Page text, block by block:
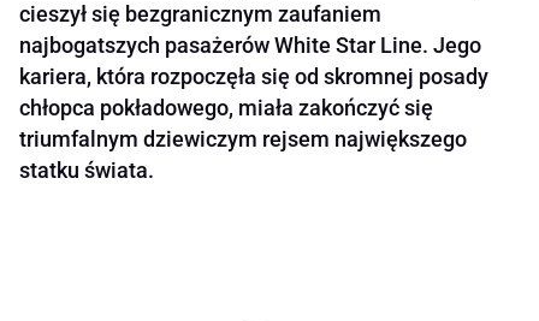
cieszył się bezgranicznym zaufaniem
najbogatszych pasażerów White Star Line. Jego
kariera, która rozpoczęła się od skromnej posady
chłopca pokładowego, miała zakończyć się
triumfalnym dziewiczym rejsem największego
statku świata.